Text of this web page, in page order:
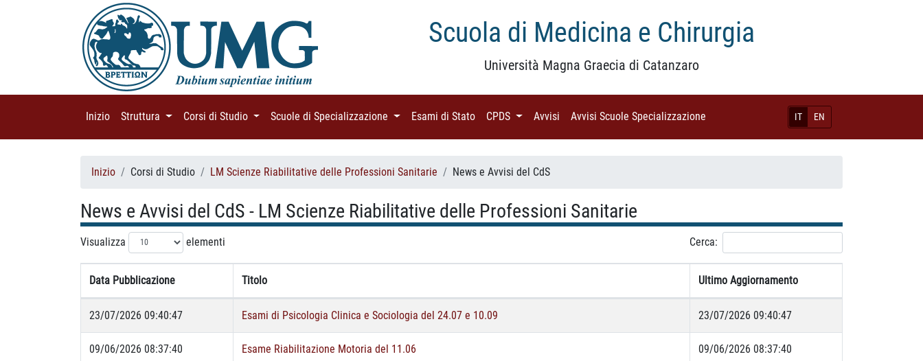
Scuola di Medicina e Chirurgia
Università Magna Graecia di Catanzaro
IT EN
Inizio (current)
Struttura (current)Corsi di Studio (current)Scuole di Specializzazione (current)Esami di Stato (current)
CPDS (current)
Avvisi (current)
Avvisi Scuole Specializzazione
Inizio Corsi di Studio LM Scienze Riabilitative delle Professioni Sanitarie News e Avvisi del CdS
News e Avvisi del CdS - LM Scienze Riabilitative delle Professioni Sanitarie
Visualizza elementi Cerca:
Data Pubblicazione Titolo Ultimo Aggiornamento
23/07/2026 09:40:47 Esami di Psicologia Clinica e Sociologia del 24.07 e 10.09 23/07/2026 09:40:47
09/06/2026 08:37:40 Esame Riabilitazione Motoria del 11.06 09/06/2026 08:37:40